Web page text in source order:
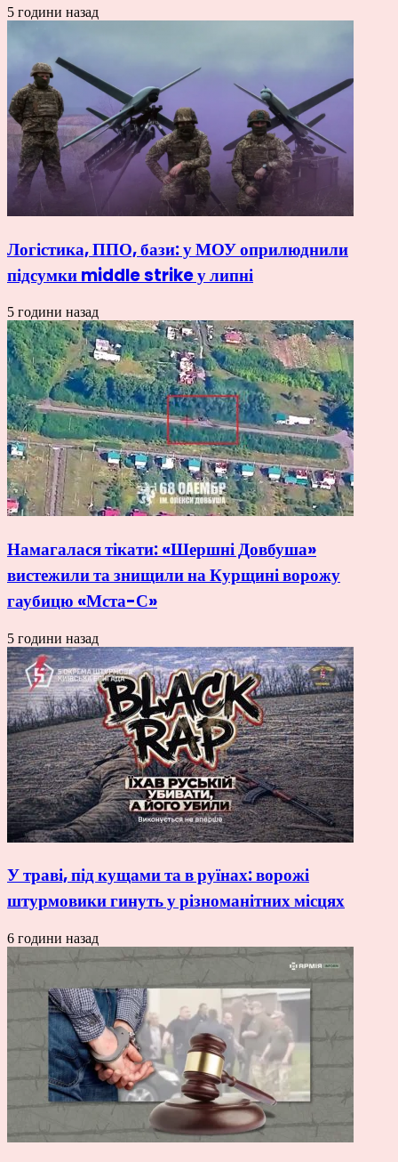
5 години назад
Логістика, ППО, бази: у МОУ оприлюднили
підсумки middle strike у липні
5 години назад
Намагалася тікати: «Шершні Довбуша»
вистежили та знищили на Курщині ворожу
гаубицю «Мста-С»
5 години назад
У траві, під кущами та в руїнах: ворожі
штурмовики гинуть у різноманітних місцях
6 години назад